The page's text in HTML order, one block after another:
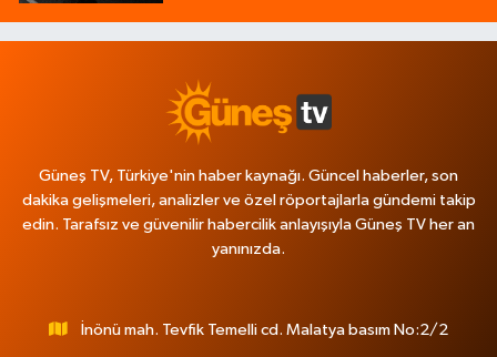
Güneş TV, Türkiye'nin haber kaynağı. Güncel haberler, son
dakika gelişmeleri, analizler ve özel röportajlarla gündemi takip
edin. Tarafsız ve güvenilir habercilik anlayışıyla Güneş TV her an
yanınızda.
İnönü mah. Tevfik Temelli cd. Malatya basım No:2/2